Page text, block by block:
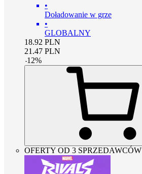
•
Doładowanie w grze
•
GLOBALNY
18.92 PLN
21.47 PLN
-12%
OFERTY OD 3 SPRZEDAWCÓW